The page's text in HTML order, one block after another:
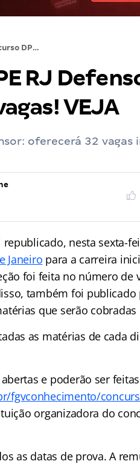
Concurso DPE RJ Defensor: Mudança no número de vagas! VEJA
RJ
VEJA
oferecerá 32
nesta sexta-
Janeiro para a carreira
foi feita no número de
também foi
que serão cobradas
as matérias de cada
e poderão ser feitas
fgvconhecimento/
organizadora do
as datas de prova. A